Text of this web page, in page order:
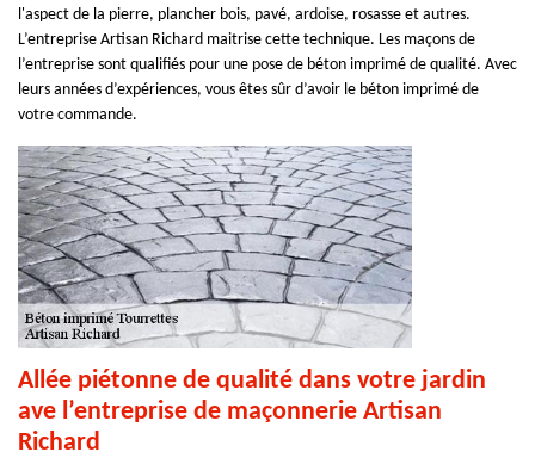
l'aspect de la pierre, plancher bois, pavé, ardoise, rosasse et autres.
L’entreprise Artisan Richard maitrise cette technique. Les maçons de
l’entreprise sont qualifiés pour une pose de béton imprimé de qualité. Avec
leurs années d’expériences, vous êtes sûr d’avoir le béton imprimé de
votre commande.
Allée piétonne de qualité dans votre jardin
ave l’entreprise de maçonnerie Artisan
Richard